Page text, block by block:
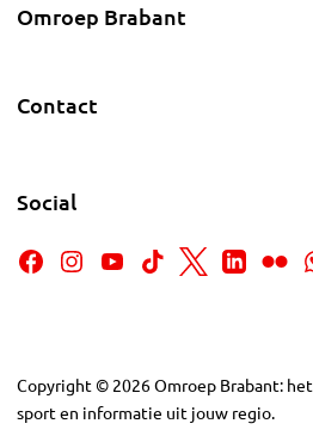
Omroep Brabant
Contact
Social
Copyright © 2026Omroep Brabant:
sport en informatie uit jouw regio.